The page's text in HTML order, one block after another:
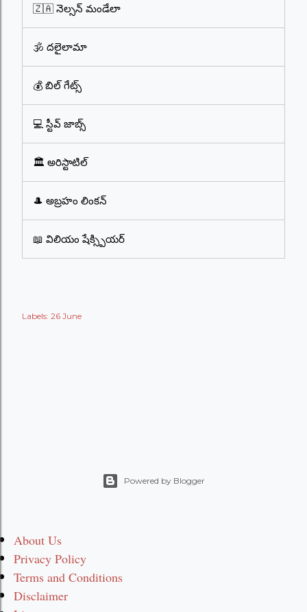
🇿🇦 నెల్సన్ మండేలా
🕉️ దలైలామా
💰 బిల్ గేట్స్
💻 స్టీవ్ జాబ్స్
🏛️ అరిస్టాటిల్
🎩 అబ్రహం లింకన్
📖 విలియం షేక్స్పియర్
Labels: 26 June
Powered by Blogger
About Us
Privacy Policy
Terms and Conditions
Disclaimer